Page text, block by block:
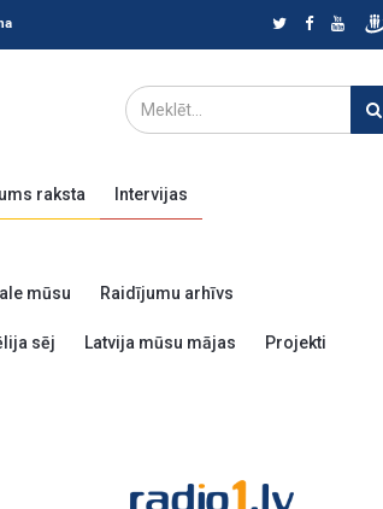
raksta Intervijas
mūsu Raidījumu arhīvs
sēj Latvija mūsu mājas Projekti